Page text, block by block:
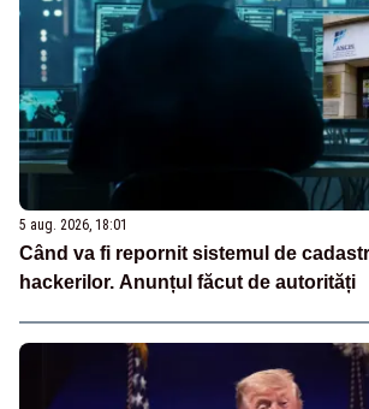
5 aug. 2026, 18:01
Când va fi repornit sistemul de
hackerilor. Anunțul făcut de autorități